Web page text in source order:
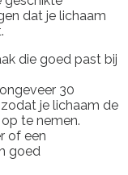
dat je lichaam
die goed past bij
30
je lichaam de
te nemen.
of een
goed